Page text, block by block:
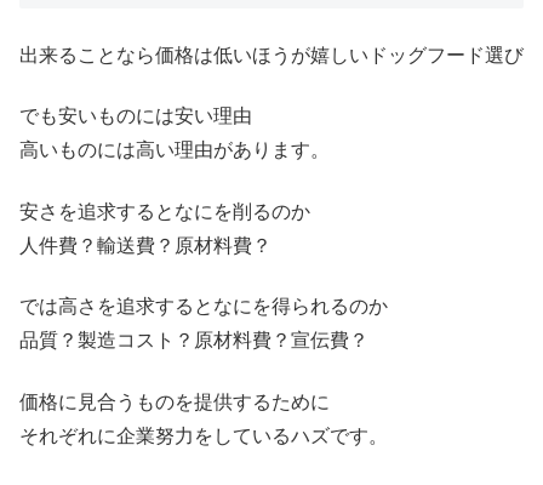
出来ることなら価格は低いほうが嬉しいドッグフード選び
でも安いものには安い理由
高いものには高い理由があります。
安さを追求するとなにを削るのか
人件費？輸送費？原材料費？
では高さを追求するとなにを得られるのか
品質？製造コスト？原材料費？宣伝費？
価格に見合うものを提供するために
それぞれに企業努力をしているハズです。